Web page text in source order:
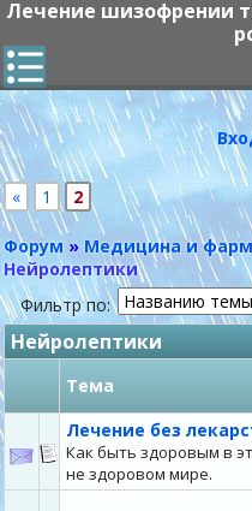
Лечение шизофрении
« 1 2
Форум » Медицина и
Нейролептики
Фильтр по:
Нейролептики
Тема
Лечение без
Как быть здоровым в
не здоровом мире.